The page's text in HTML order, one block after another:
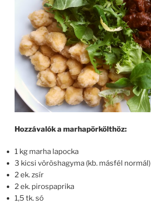
Hozzávalók a marhapörkölthöz:
1 kg marha lapocka
3 kicsi vöröshagyma (kb. másfél normál)
2 ek. zsír
2 ek. pirospaprika
1,5 tk. só